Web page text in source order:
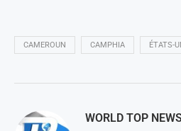
CAMEROUN CAMPHIA ÉTATS-
WORLD TOP